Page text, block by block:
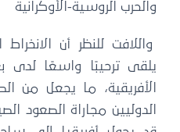
والحرب الروسية-الأوكرانية
واللافت للنظر أن
يلقى ترحيبًا واسعًا لدى
الأفريقية، ما يجعل من
الدوليين مجاراة الصعود